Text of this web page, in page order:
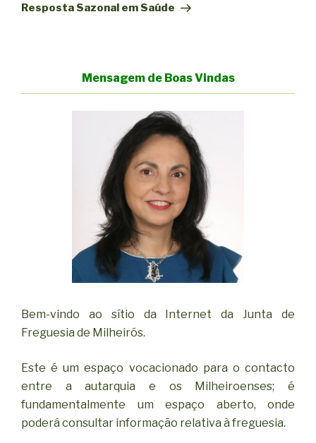
Resposta Sazonal em Saúde
Mensagem de Boas Vindas
Bem-vindo ao sítio da Internet da Junta de
Freguesia de Milheirós.
Este é um espaço vocacionado para o contacto
entre a autarquia e os Milheiroenses; é
fundamentalmente um espaço aberto, onde
poderá consultar informação relativa à freguesia.